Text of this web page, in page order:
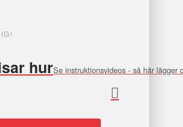
hurSe instruktionsvideos - så här lägger